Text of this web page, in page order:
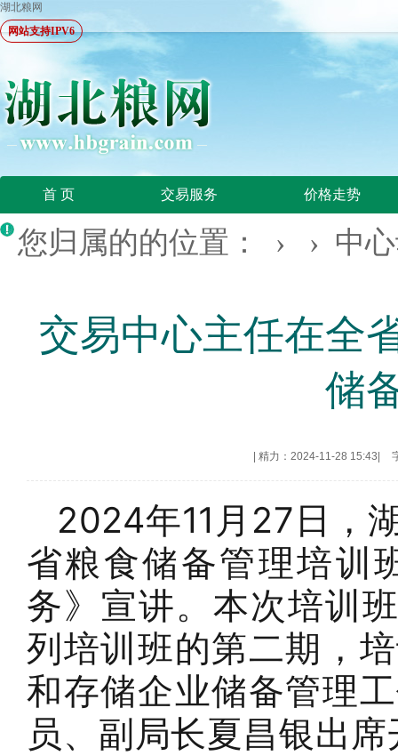
湖北粮网
网站支持IPV6
首 页 交易服务 价格走势
您归属的的位置： › › 中
交易中心主任在全
储
精力：2024-11-28 15:43
2024年11月27日，
省粮食储备管理培训
务》宣讲。本次培训
列培训班的第二期，
和存储企业储备管理
员、副局长夏昌银出